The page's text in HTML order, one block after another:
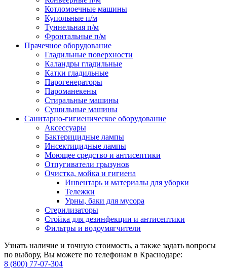
Котломоечные машины
Купольные п/м
Туннельная п/м
Фронтальные п/м
Прачечное оборудование
Гладильные поверхности
Каландры гладильные
Катки гладильные
Парогенераторы
Пароманекены
Стиральные машины
Сушильные машины
Санитарно-гигиеническое оборудование
Аксессуары
Бактерицидные лампы
Инсектицидные лампы
Моющее средство и антисептики
Отпугиватели грызунов
Очистка, мойка и гигиена
Инвентарь и материалы для уборки
Тележки
Урны, баки для мусора
Стерилизаторы
Стойка для дезинфекции и антисептики
Фильтры и водоумягчители
Узнать наличие и точную стоимость, а также задать вопросы
по выбору, Вы можете по телефонам в Краснодаре:
8 (800) 77-07-304